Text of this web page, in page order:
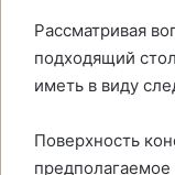
Рассматривая
подходящий
иметь в виду
Поверхность
предполагаемое